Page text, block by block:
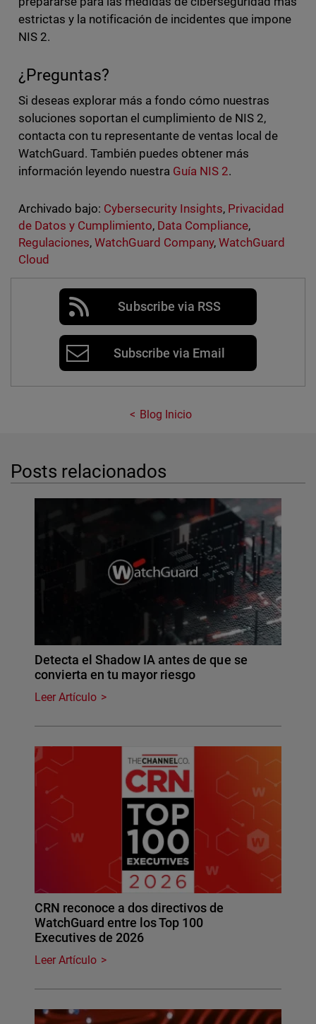
estrictas y la notificación de incidentes que impone
NIS 2.
¿Preguntas?
Si deseas explorar más a fondo cómo nuestras
soluciones soportan el cumplimiento de NIS 2,
contacta con tu representante de ventas local de
WatchGuard. También puedes obtener más
información leyendo nuestra Guía NIS 2.
Archivado bajo: Cybersecurity Insights, Privacidad
de Datos y Cumplimiento, Data Compliance,
Regulaciones, WatchGuard Company,WatchGuard
Cloud
Subscribe via RSS
Subscribe via Email
Blog Inicio
Posts relacionados
Detecta el Shadow IA antes de que se
convierta en tu mayor riesgo
Leer Artículo
CRN reconoce a dos directivos de
WatchGuard entre los Top 100
Executives de 2026
Leer Artículo